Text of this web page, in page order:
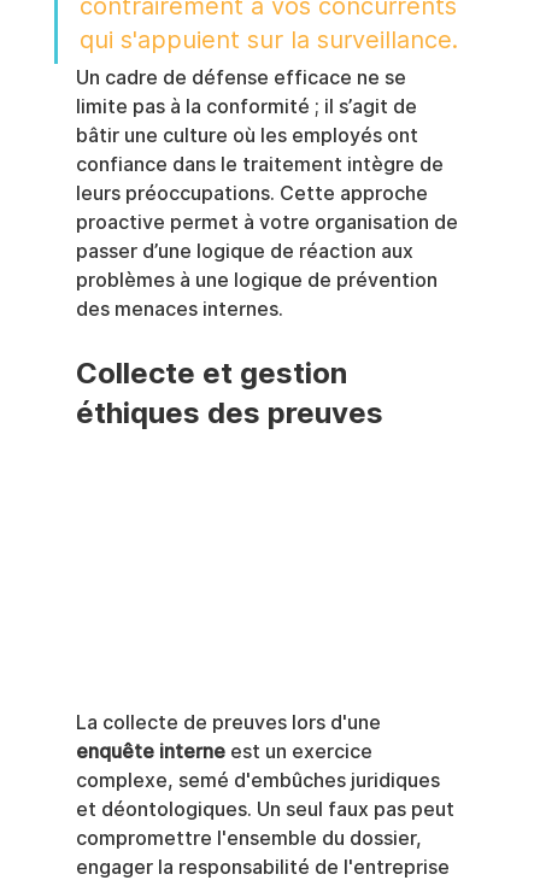
contrairement à vos concurrents
qui s'appuient sur la surveillance.
Un cadre de défense efficace ne se
limite pas à la conformité ; il s’agit de
bâtir une culture où les employés ont
confiance dans le traitement intègre de
leurs préoccupations. Cette approche
proactive permet à votre organisation de
passer d’une logique de réaction aux
problèmes à une logique de prévention
des menaces internes.
Collecte et gestion
éthiques des preuves
La collecte de preuves lors d'une
enquête interne est un exercice
complexe, semé d'embûches juridiques
et déontologiques. Un seul faux pas peut
compromettre l'ensemble du dossier,
engager la responsabilité de l'entreprise